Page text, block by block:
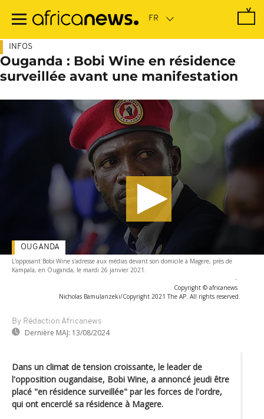
contenu
INFOS
Ouganda : Bobi Wine en résidence
surveillée avant une manifestation
L'opposant Bobi Wine s'adresse aux médias devant son domicile à Magere, près de
Kampala, en Ouganda, le mardi 26 janvier 2021.
-
Copyright © africanews
Nicholas Bamulanzeki/Copyright 2021 The AP. All rights reserved.
By Rédaction Africanews
Dernière MAJ: 13/08/2024
OUGANDA
Dans un climat de tension croissante, le leader de
l'opposition ougandaise, Bobi Wine, a annoncé jeudi être
placé "en résidence surveillée" par les forces de l'ordre,
qui ont encerclé sa résidence à Magere.